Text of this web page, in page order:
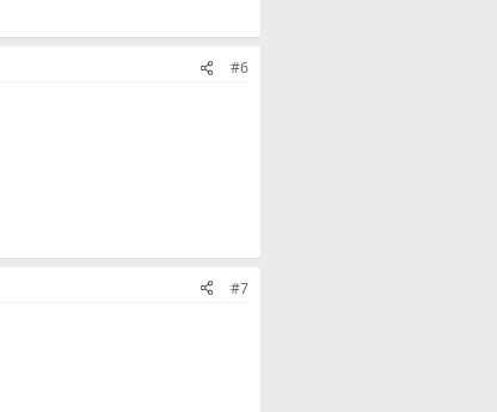
#6
#7